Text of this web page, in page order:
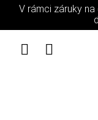
Přejít na obsah
V rámci záruky